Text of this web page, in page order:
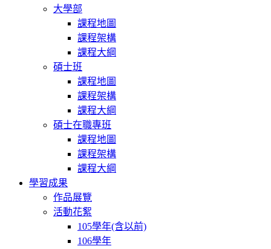
大學部
課程地圖
課程架構
課程大綱
碩士班
課程地圖
課程架構
課程大綱
碩士在職專班
課程地圖
課程架構
課程大綱
學習成果
作品展覽
活動花絮
105學年(含以前)
106學年